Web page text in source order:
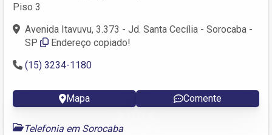
Piso 3
Avenida Itavuvu, 3.373 - Jd. Santa Cecília - Sorocaba -
SP
Endereço copiado!
(15) 3234-1180
Mapa Comente
Telefonia em Sorocaba